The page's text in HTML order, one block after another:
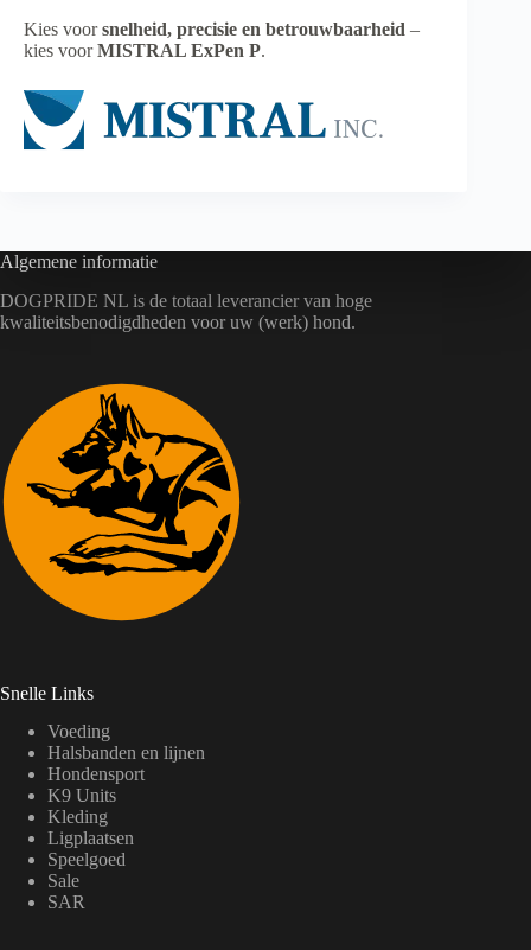
Kies voorsnelheid, precisie en betrouwbaarheid –
kies voorMISTRAL ExPen P.
Algemene informatie
DOGPRIDE NL is de totaal leverancier van hoge
kwaliteitsbenodigdheden voor uw (werk) hond.
Snelle Links
Voeding
Halsbanden en lijnen
Hondensport
K9 Units
Kleding
Ligplaatsen
Speelgoed
Sale
SAR